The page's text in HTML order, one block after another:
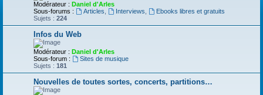
Modérateur : Daniel d'Arles
Sous-forums :
Articles Interviews
Ebooks libres et gratuits
Sujets : 224
Infos du Web
Modérateur : Daniel d'Arles
Sous-forum :
Sites de musique
Sujets : 181
Nouvelles de toutes sortes, concerts, partitions…